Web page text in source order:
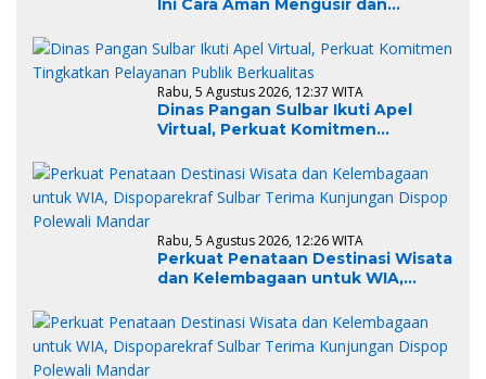
Ini Cara Aman Mengusir dan
Rabu, 5 Agustus 2026, 12:37 WITA
Dinas Pangan Sulbar Ikuti Apel
Virtual, Perkuat Komitmen
Berkualitas
Rabu, 5 Agustus 2026, 12:26 WITA
Perkuat Penataan Destinasi Wisata
dan Kelembagaan untuk WIA,
Kunjungan Dispop Polewali Mandar